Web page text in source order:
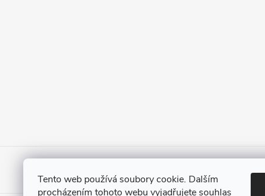
Tento web používá soubory cookie. Dalším
procházením tohoto webu vyjadřujete souhlas